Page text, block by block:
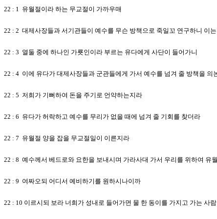
22 : 1 유월절이라 하는 무교절이 가까우매
22 : 2 대제사장들과 서기관들이 예수를 무슨 방책으로 죽일꼬 연구하니 이
22 : 3 열둘 중에 하나인 가룟인이라 부르는 유다에게 사단이 들어가니
22 : 4 이에 유다가 대제사장들과 군관들에게 가서 예수를 넘겨 줄 방책을 의
22 : 5 저희가 기뻐하여 돈을 주기로 언약하는지라
22 : 6 유다가 허락하고 예수를 무리가 없을 때에 넘겨 줄 기회를 찾더라
22 : 7 유월절 양을 잡을 무교절일이 이른지라
22 : 8 예수께서 베드로와 요한을 보내시며 가라사대 가서 우리를 위하여 유
22 : 9 여짜오되 어디서 예비하기를 원하시나이까
22 : 10 이르시되 보라 너희가 성내로 들어가면 물 한 동이를 가지고 가는 사